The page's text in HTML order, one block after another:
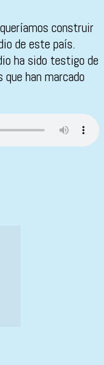
construir
de este país.
ha sido testigo de
han marcado